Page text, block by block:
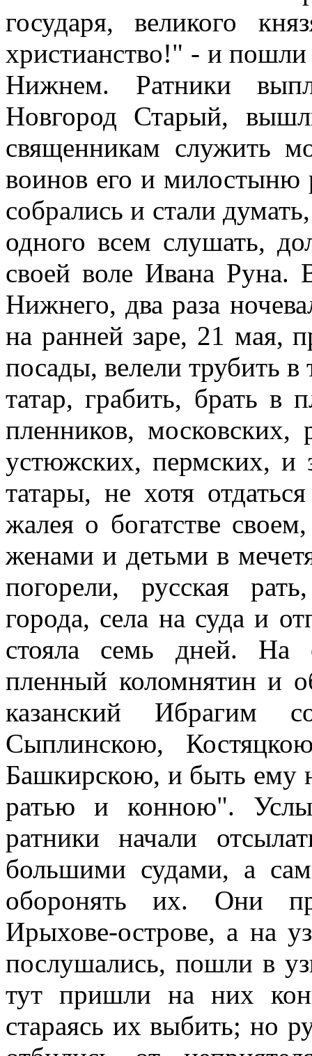
государя, великого
христианство!" - и пошли
Нижнем. Ратники
Новгород Старый,
священникам служить
воинов его и милостыню
собрались и стали
одного всем слушать,
своей воле Ивана
Нижнего, два раза
на ранней заре, 21 мая,
посады, велели трубить
татар, грабить, брать в
пленников, московских,
устюжских, пермских, и
татары, не хотя
жалея о богатстве
женами и детьми в
погорели, русская
города, села на суда и
стояла семь дней. На
пленный коломнятин и
казанский Ибрагим
Сыплинскою,
Башкирскою, и быть ему
ратью и конною".
ратники начали
большими судами, а
оборонять их. Они
Ирыхове-острове, а на
послушались, пошли в
тут пришли на них
стараясь их выбить; но